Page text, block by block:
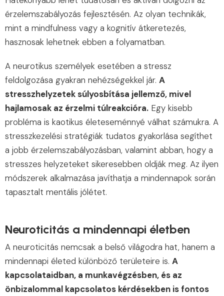
érzelemszabályozás fejlesztésén. Az olyan technikák,
mint a mindfulness vagy a kognitív átkeretezés,
hasznosak lehetnek ebben a folyamatban.
A neurotikus személyek esetében a stressz
feldolgozása gyakran nehézségekkel jár. A
stresszhelyzetek súlyosbítása jellemző, mivel
hajlamosak az érzelmi túlreakcióra. Egy kisebb
probléma is kaotikus életeseménnyé válhat számukra. A
stresszkezelési stratégiák tudatos gyakorlása segíthet
a jobb érzelemszabályozásban, valamint abban, hogy a
stresszes helyzeteket sikeresebben oldják meg. Az ilyen
módszerek alkalmazása javíthatja a mindennapok során
tapasztalt mentális jólétet.
Neuroticitás a mindennapi életben
A neuroticitás nemcsak a belső világodra hat, hanem a
mindennapi életed különböző területeire is. A
kapcsolataidban, a munkavégzésben, és az
önbizalommal kapcsolatos kérdésekben is fontos